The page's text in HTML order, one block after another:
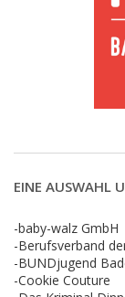
EINE AUSWAHL
-baby-walz GmbH
-Berufsverband
-BUNDjugend
-Cookie Couture